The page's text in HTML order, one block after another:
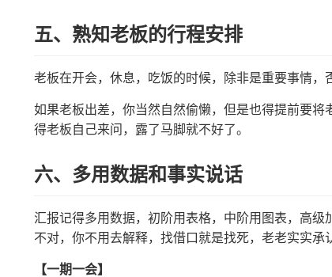
五、熟知老板的行程安排
老板在开会，休息，吃饭的时候，除非是重要事情，
如果老板出差，你当然自然偷懒，但是也得提前要
得老板自己来问，露了马脚就不好了。
六、多用数据和事实说话
汇报记得多用数据，初阶用表格，中阶用图表，高
不对，你不用去解释，找借口就是找死，老老实实承
【一期一会】